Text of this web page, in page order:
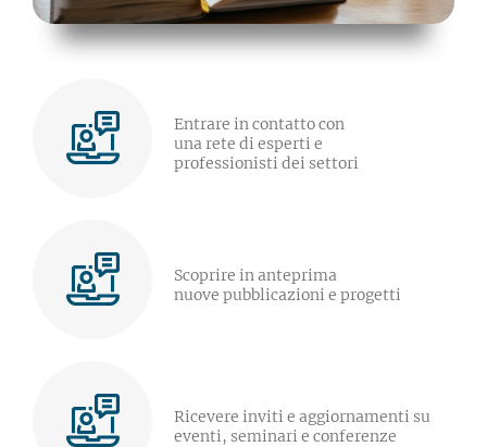
Entrare in contatto con
una rete di esperti e
professionisti dei settori
Scoprire in anteprima
nuove pubblicazioni e progetti
Ricevere inviti e aggiornamenti su
eventi, seminari e conferenze